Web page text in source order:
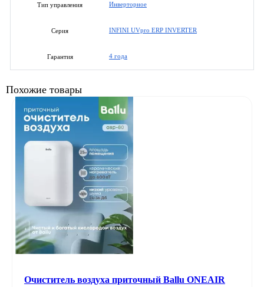
Тип управления Инверторное
Серия INFINI UVpro ERP INVERTER
Гарантия 4 года
Похожие товары
Очиститель воздуха приточный Ballu ONEAIR